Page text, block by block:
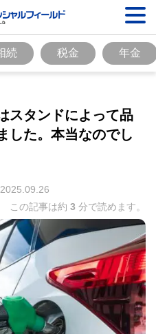
続 税金 年金
スタンドによって品
した。本当なのでし
2025.09.26
この記事は約 3 分で読めます。